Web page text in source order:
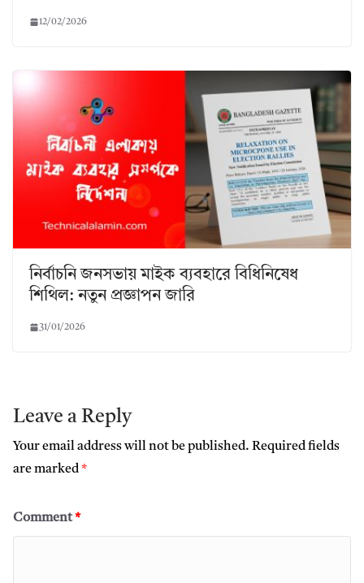
12/02/2026
নির্বাচনি জনসভায় মাইক ব্যবহারে বিধিনিষেধ
শিথিল: নতুন প্রজ্ঞাপন জারি
31/01/2026
Leave a Reply
Your email address will not be published. Required fields
are marked*
Comment*